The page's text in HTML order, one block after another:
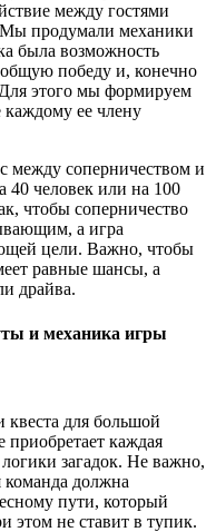
между гостями
Мы продумали механики
была возможность
общую победу и, конечно
этого мы формируем
каждому ее члену
между соперничеством и
40 человек или на 100
чтобы соперничество
а игра
цели. Важно, чтобы
равные шансы, а
драйва.
и механика игры
для большой
приобретает каждая
загадок. Не важно,
команда должна
пути, который
этом не ставит в тупик.